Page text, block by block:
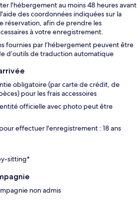
l'hébergement au moins 48 heures avant
des coordonnées indiquées sur la
réservation, afin de prendre les
à votre enregistrement.
fournies par l’hébergement peuvent être
d’outils de traduction automatique
obligatoire (par carte de crédit, de
pour les frais accessoires
officielle avec photo peut être
effectuer l'enregistrement : 18 ans
sitting*
non admis